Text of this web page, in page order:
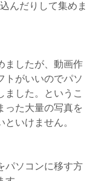
んだりして集めま
ましたが、動画作
トがいいのでパソ
ました。というこ
った大量の写真を
いけません。
パソコンに移す方